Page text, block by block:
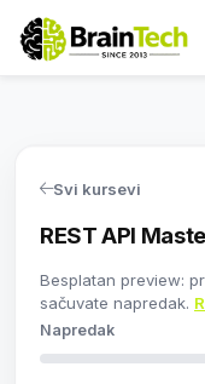
Svi kursevi
REST API
Besplatan preview:
sačuvate napredak.
Napredak